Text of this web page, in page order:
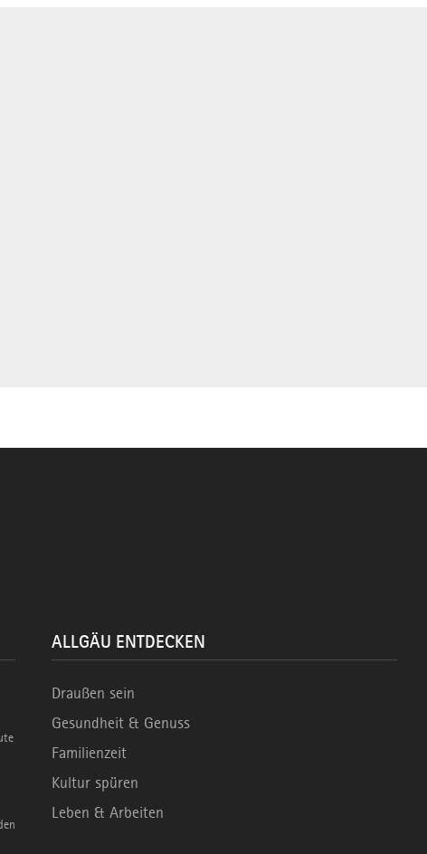
ALLGÄU ENTDECKEN
Draußen sein
Gesundheit & Genuss
Familienzeit
Kultur spüren
Leben & Arbeiten